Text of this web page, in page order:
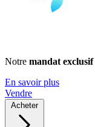
Notre mandat exclusif
En savoir plus
Vendre
Acheter